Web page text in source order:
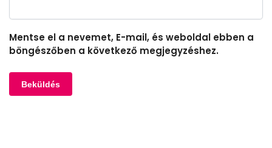
Mentse el a nevemet, E-mail, és weboldal ebben a
böngészőben a következő megjegyzéshez.